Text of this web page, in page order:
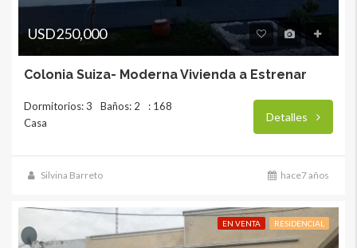
USD250,000
Colonia Suiza- Moderna Vivienda a Estrenar
Dormitorios: 3 Baños: 2
: 168
Casa
Detalles
Silvina Barreto hace7 años
EN VENTA RESIDENCIAL